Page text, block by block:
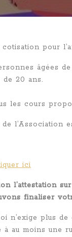
pour
âgées
20 ans.
les cours
de l’Association
ici
l’attestation
finaliser
n’exige plus
à au moins une